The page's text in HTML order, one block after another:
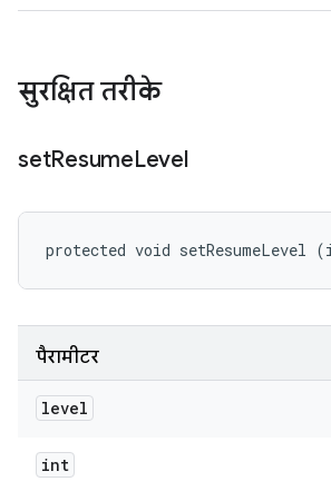
सुरक्षित तरीके
setResumeLevel
protected void setResumeLevel
पैरामीटर
level
int